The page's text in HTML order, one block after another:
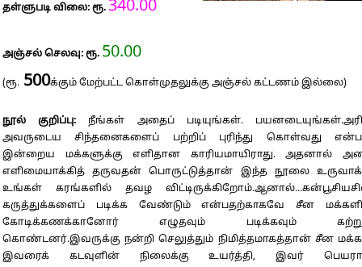
தள்ளுபடி விலை: ரூ. 340.00
அஞ்சல் செலவு: ரூ. 50.00
(ரூ. 500க்கும் மேற்பட்ட கொள்முதலுக்கு அஞ்சல் கட்டணம் இல்லை)
நூல் குறிப்பு: நீங்கள் அதைப் படியுங்கள்.
அவருடைய சிந்தனைகளைப் பற்றிப் புரிந்து கொள்வது
இன்றைய மக்களுக்கு எளிதான காரியமாயிராது. அதனால்
எளிமையாக்கித் தருவதன் பொருட்டுத்தான் இந்த நூலை
உங்கள் கரங்களில் தவழ
கருத்துக்களைப் படிக்க வேண்டும் என்பதற்காகவே சீன
கோடிக்கணக்கானோர் எழுதவும் படிக்கவும்
கொண்டனர்.இவருக்கு நன்றி செலுத்தும் நிமித்தமாகத்தான் சீன
இவரைக் கடவுளின் நிலைக்கு உயர்த்தி, இவர்